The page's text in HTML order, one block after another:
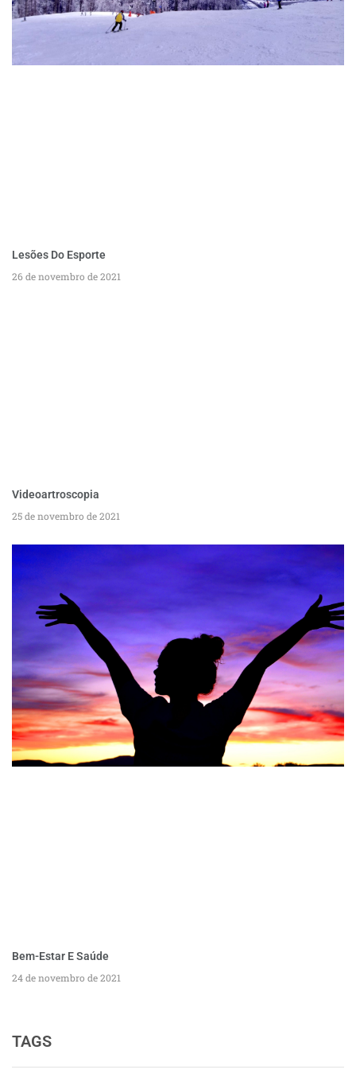
Lesões Do Esporte
26 de novembro de 2021
Videoartroscopia
25 de novembro de 2021
Bem-Estar E Saúde
24 de novembro de 2021
TAGS